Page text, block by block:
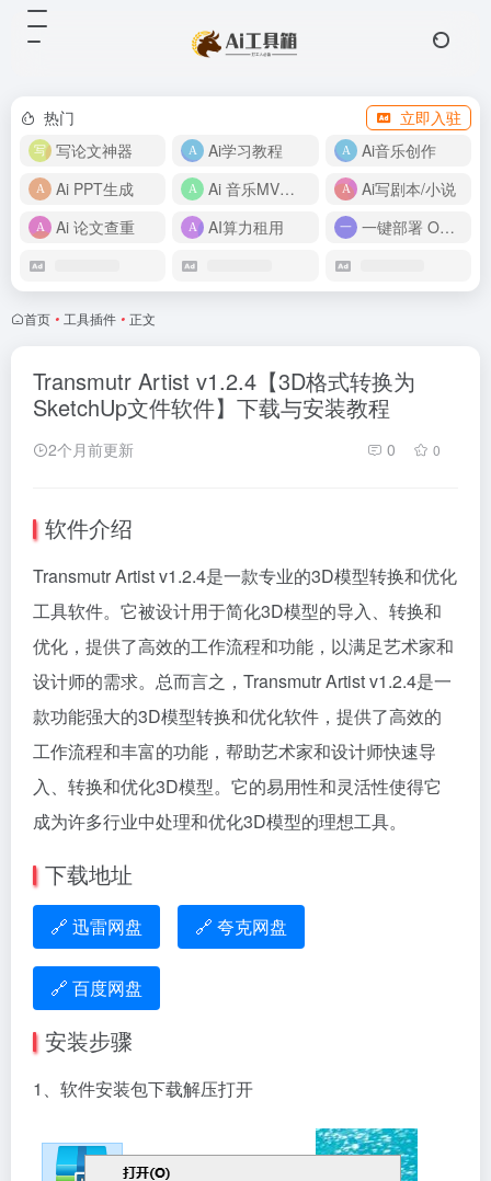
热门
立即入驻
写论文神器
Ai学习教程
Ai音乐创作
Ai PPT生成
Ai 音乐MV制作
Ai写剧本/小说
Ai 论文查重
AI算力租用 一键部署 OpenClaw
首页 • 工具插件 • 正文
Transmutr Artist v1.2.4【3D格式转换为
SketchUp文件软件】下载与安装教程
2个月前更新 0 0
软件介绍
Transmutr Artist v1.2.4是一款专业的3D模型转换和优化
工具软件。它被设计用于简化3D模型的导入、转换和
优化，提供了高效的工作流程和功能，以满足艺术家和
设计师的需求。总而言之，Transmutr Artist v1.2.4是一
款功能强大的3D模型转换和优化软件，提供了高效的
工作流程和丰富的功能，帮助艺术家和设计师快速导
入、转换和优化3D模型。它的易用性和灵活性使得它
成为许多行业中处理和优化3D模型的理想工具。
下载地址
🔗 迅雷网盘 🔗 夸克网盘
🔗 百度网盘
安装步骤
1、软件安装包下载解压打开